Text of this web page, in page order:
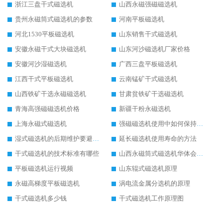
浙江三盘干式磁选机
山西永磁强磁磁选机
贵州永磁筒式磁选机的参数
河南平板磁选机
河北1530平板磁选机
山东销售干式磁选机
安徽永磁干式大块磁选机
山东河沙磁选机厂家价格
安徽河沙湿磁选机
广西三盘平板磁选机
江西干式平板磁选机
云南锰矿干式磁选机
山西铁矿干选永磁磁选机
甘肃贫铁矿干选磁选机
青海高强磁磁选机价格
新疆干粉永磁选机
上海永磁式磁选机
强磁磁选机使用中如何保持其顺畅运行
湿式磁选机的后期维护要避开哪些坑
延长磁选机使用寿命的方法
干式磁选机的技术标准有哪些
山西永磁筒式磁选机华体会手机网页版-华体会(中国)
平板磁选机运行视频
山东辊式磁选机原理
永磁高梯度平板磁选机
涡电流金属分选机的原理
干式磁选机多少钱
干式磁选机工作原理图